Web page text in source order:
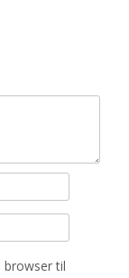
browser til